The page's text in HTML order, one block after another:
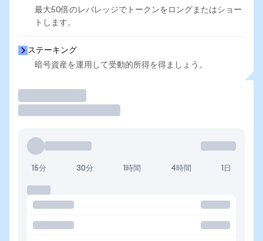
最大50倍のレバレッジでトークンをロングまたはショー
トします。
ステーキング
暗号資産を運用して受動的所得を得ましょう。
15分 30分 1時間 4時間 1日